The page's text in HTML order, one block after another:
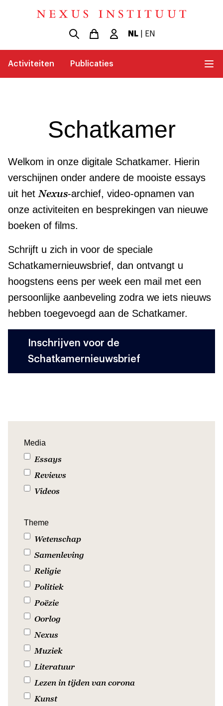
NL| EN
Activiteiten Publicaties
Schatkamer
Welkom in onze digitale Schatkamer. Hierin
verschijnen onder andere de mooiste essays
uit het Nexus-archief, video-opnamen van
onze activiteiten en besprekingen van nieuwe
boeken of films.
Schrijft u zich in voor de speciale
Schatkamernieuwsbrief, dan ontvangt u
hoogstens eens per week een mail met een
persoonlijke aanbeveling zodra we iets nieuws
hebben toegevoegd aan de Schatkamer.
Inschrijven voor de
Schatkamernieuwsbrief
Media
Essays
Reviews
Videos
Theme
Wetenschap
Samenleving
Religie
Politiek
Poëzie
Oorlog
Nexus
Muziek
Literatuur
Lezen in tijden van corona
Kunst